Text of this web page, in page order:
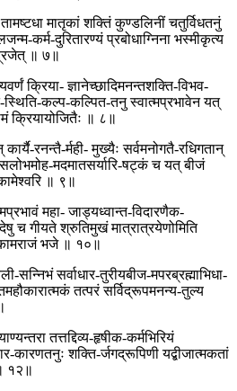
तामष्टधा मातृकां शक्तिं कुण्डलिनीं चतुर्विधतनुं
कर्म-दुरितारण्यं प्रबोधाग्निना भस्मीकृत्य
॥ ७॥
क्रिया- ज्ञानेच्छादिमनन्तशक्ति-विभव-
कल्प-कल्पित-तनु स्वात्मप्रभावेन यत्
क्रियायोजितैः ॥ ८॥
रनन्तै-र्मही- मुख्यैः सर्वमनोगतै-रधिगतान्
मदमातसर्यारि-षट्कं च यत् बीजं
॥ ९॥
महा- जाड्यध्वान्त-विदारणैक-
च गीयते श्रुतिमुखं मात्रात्रयेणोमिति
भजे ॥ १०॥
सन्निभं सर्वाधार-तुरीयबीज-मपरब्रह्माभिधा-
तत्परं सर्विद्रूपमनन्य-तुल्य
तत्तद्दिव्य-हृषीक-कर्मभिरियं
कारणतनुः शक्ति-र्जगद्रूपिणी यद्बीजात्मकतां
१२॥